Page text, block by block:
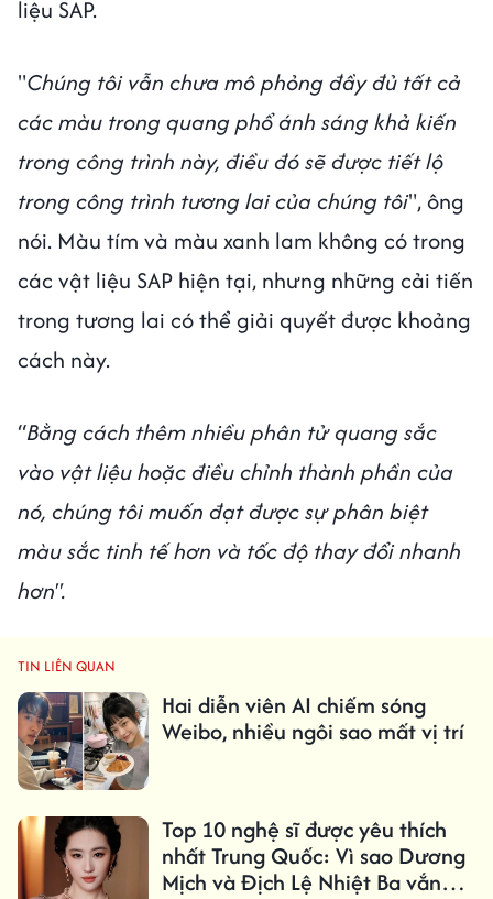
liệu SAP.
"Chúng tôi vẫn chưa mô phỏng đầy đủ tất cả
các màu trong quang phổ ánh sáng khả kiến ​​
trong công trình này, điều đó sẽ được tiết lộ
trong công trình tương lai của chúng tôi", ông
nói. Màu tím và màu xanh lam không có trong
các vật liệu SAP hiện tại, nhưng những cải tiến
trong tương lai có thể giải quyết được khoảng
cách này.
“Bằng cách thêm nhiều phân tử quang sắc
vào vật liệu hoặc điều chỉnh thành phần của
nó, chúng tôi muốn đạt được sự phân biệt
màu sắc tinh tế hơn và tốc độ thay đổi nhanh
hơn".
TIN LIÊN QUAN
Hai diễn viên AI chiếm sóng
Weibo, nhiều ngôi sao mất vị trí
Top 10 nghệ sĩ được yêu thích
nhất Trung Quốc: Vì sao Dương
Mịch và Địch Lệ Nhiệt Ba vắng